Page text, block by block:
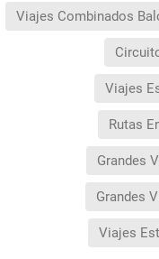
Viajes Combinados
Viajes
Rutas
Grandes
Grandes
Viajes